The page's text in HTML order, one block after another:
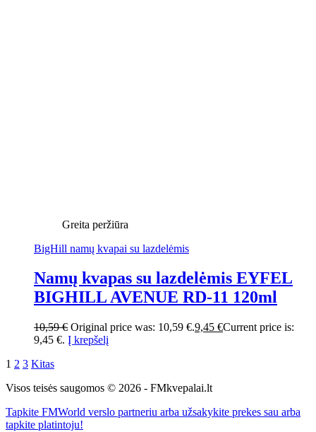
Greita peržiūra
BigHill namų kvapai su lazdelėmis
Namų kvapas su lazdelėmis EYFEL
BIGHILL AVENUE RD-11 120ml
10,59€ Original price was: 10,59 €.9,45 €Current price is:
9,45 €. Į krepšelį
1 2 3 Kitas
Visos teisės saugomos © 2026 - FMkvepalai.lt
Tapkite FMWorld verslo partneriu arba užsakykite prekes sau arba
tapkite platintoju!